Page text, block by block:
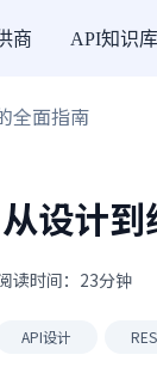
商 API知识库
全面指南
设计
时间：23分钟
API设计